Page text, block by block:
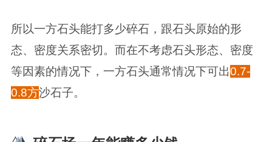
所以一方石头能打多少碎石，跟石头原始的形
态、密度关系密切。而在不考虑石头形态、密度
等因素的情况下，一方石头通常情况下可出0.7-
0.8方沙石子。